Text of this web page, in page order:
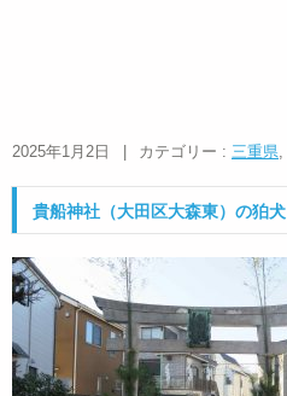
2025年1月2日 カテゴリー : 三重県,
貴船神社（大田区大森東）の狛犬